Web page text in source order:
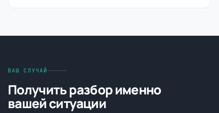
ВАШ СЛУЧАЙ
Получить разбор именно
вашей ситуации